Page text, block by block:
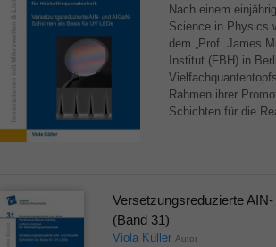
Nach einem
Science in Physics
dem „Prof. James
Institut (FBH) in
Rahmen ihrer
Schichten für die
Versetzungsreduzierte
(Band 31)
Viola Küller Autor